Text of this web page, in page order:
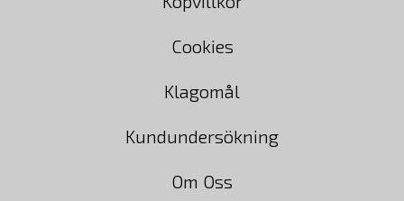
Cookies
Klagomål
Kundundersökning
Om Oss